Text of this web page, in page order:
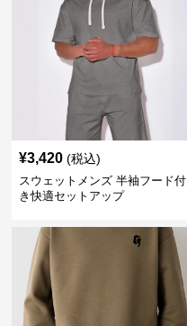
¥3,420 (税込)
スウェットメンズ 半袖フード付
き快適セットアップ